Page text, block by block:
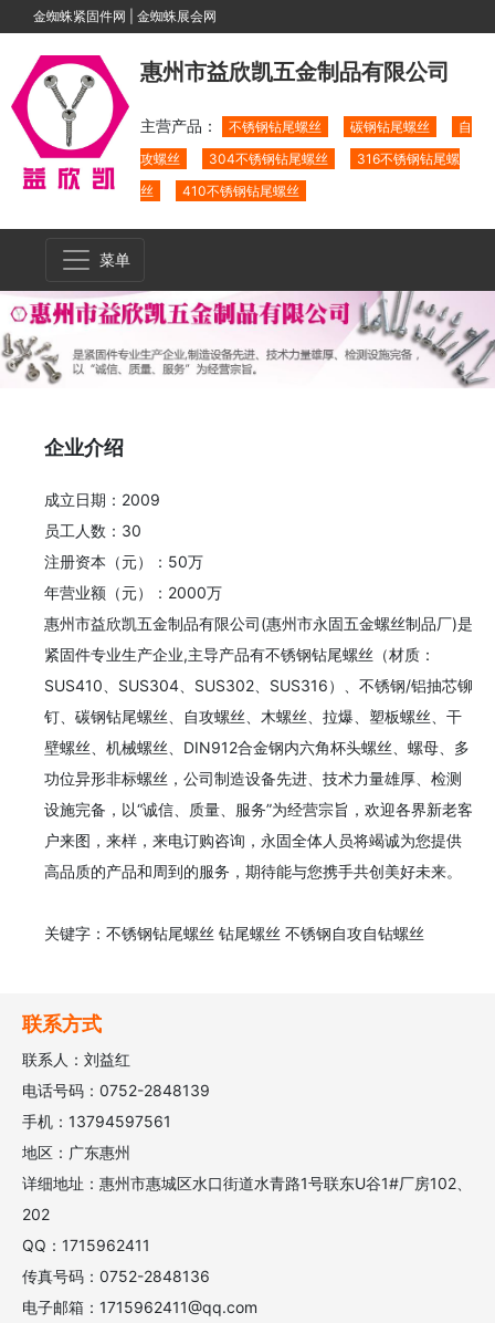
金蜘蛛紧固件网 金蜘蛛展会网
惠州市益欣凯五金制品有限公司
主营产品： 不锈钢钻尾螺丝 碳钢钻尾螺丝
自
攻螺丝
304不锈钢钻尾螺丝
316不锈钢钻尾螺
丝
410不锈钢钻尾螺丝
菜单
企业介绍
成立日期：2009
员工人数：30
注册资本（元）：50万
年营业额（元）：2000万
惠州市益欣凯五金制品有限公司(惠州市永固五金螺丝制品厂)是
紧固件专业生产企业,主导产品有不锈钢钻尾螺丝（材质：
SUS410、SUS304、SUS302、SUS316）、不锈钢/铝抽芯铆
钉、碳钢钻尾螺丝、自攻螺丝、木螺丝、拉爆、塑板螺丝、干
壁螺丝、机械螺丝、DIN912合金钢内六角杯头螺丝、螺母、多
功位异形非标螺丝，公司制造设备先进、技术力量雄厚、检测
设施完备，以“诚信、质量、服务”为经营宗旨，欢迎各界新老客
户来图，来样，来电订购咨询，永固全体人员将竭诚为您提供
高品质的产品和周到的服务，期待能与您携手共创美好未来。
关键字：不锈钢钻尾螺丝 钻尾螺丝 不锈钢自攻自钻螺丝
联系方式
联系人：刘益红
电话号码：0752-2848139
手机：13794597561
地区：广东惠州
详细地址：惠州市惠城区水口街道水青路1号联东U谷1#厂房102、
202
QQ：1715962411
传真号码：0752-2848136
电子邮箱：1715962411@qq.com